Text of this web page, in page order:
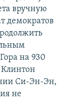
вручную
демократов
на 930
Си-Эн-Эн,
не